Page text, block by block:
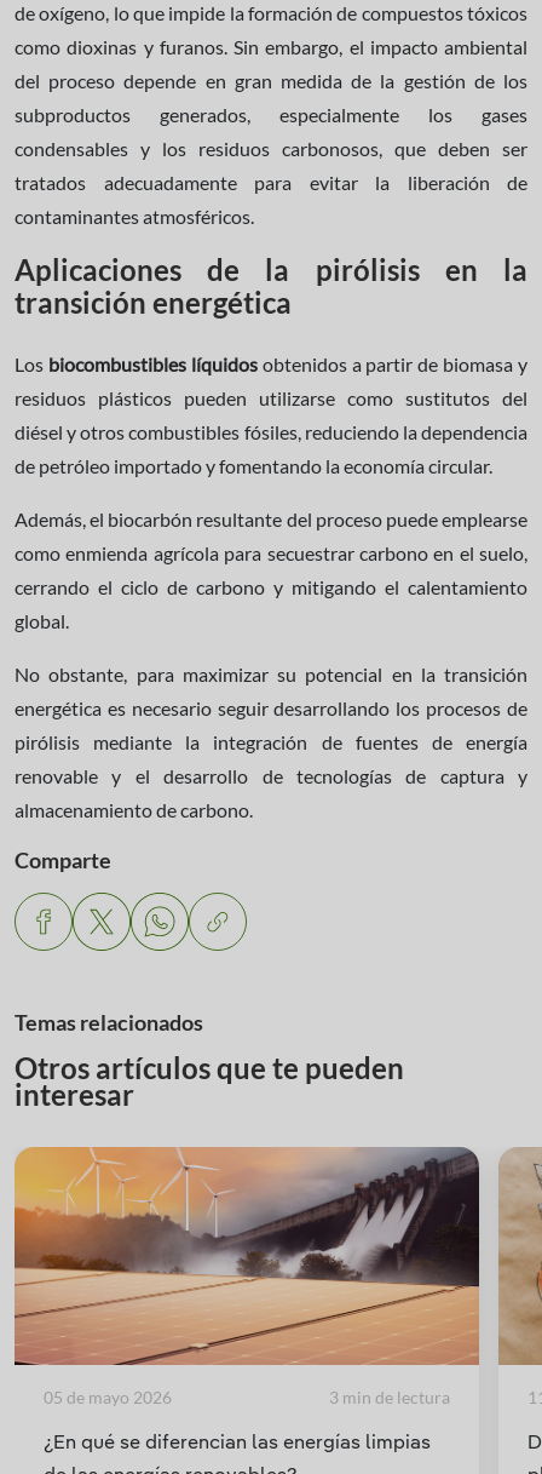
de oxígeno, lo que impide la formación de compuestos tóxicos
como dioxinas y furanos. Sin embargo, el impacto ambiental
del proceso depende en gran medida de la gestión de los
subproductos generados, especialmente los gases
condensables y los residuos carbonosos, que deben ser
tratados adecuadamente para evitar la liberación de
contaminantes atmosféricos.
Aplicaciones de la pirólisis en la
transición energética
Los biocombustibles líquidosobtenidos a partir de biomasa y
residuos plásticos pueden utilizarse como sustitutos del
diésel y otros combustibles fósiles, reduciendo la dependencia
de petróleo importado y fomentando la economía circular.
Además, el biocarbón resultante del proceso puede emplearse
como enmienda agrícola para secuestrar carbono en el suelo,
cerrando el ciclo de carbono y mitigando el calentamiento
global.
No obstante, para maximizar su potencial en la transición
energética es necesario seguir desarrollando los procesos de
pirólisis mediante la integración de fuentes de energía
renovable y el desarrollo de tecnologías de captura y
almacenamiento de carbono.
Comparte
Temas relacionados
Otros artículos que te pueden
interesar
¿En qué se diferencian las energías limpias
05 de mayo 2026 3 min de lectura